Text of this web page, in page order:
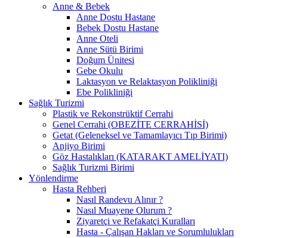
Anne & Bebek
Anne Dostu Hastane
Bebek Dostu Hastane
Anne Oteli
Anne Sütü Birimi
Doğum Ünitesi
Gebe Okulu
Laktasyon ve Relaktasyon Polikliniği
Ebe Polikliniği
Sağlık Turizmi
Plastik ve Rekonstrüktif Cerrahi
Genel Cerrahi (OBEZİTE CERRAHİSİ)
Getat (Geleneksel ve Tamamlayıcı Tıp Birimi)
Anjiyo Birimi
Göz Hastalıkları (KATARAKT AMELİYATI)
Sağlık Turizmi Birimi
Yönlendirme
Hasta Rehberi
Nasıl Randevu Alınır ?
Nasıl Muayene Olurum ?
Ziyaretçi ve Refakatçi Kuralları
Hasta - Çalışan Hakları ve Sorumlulukları